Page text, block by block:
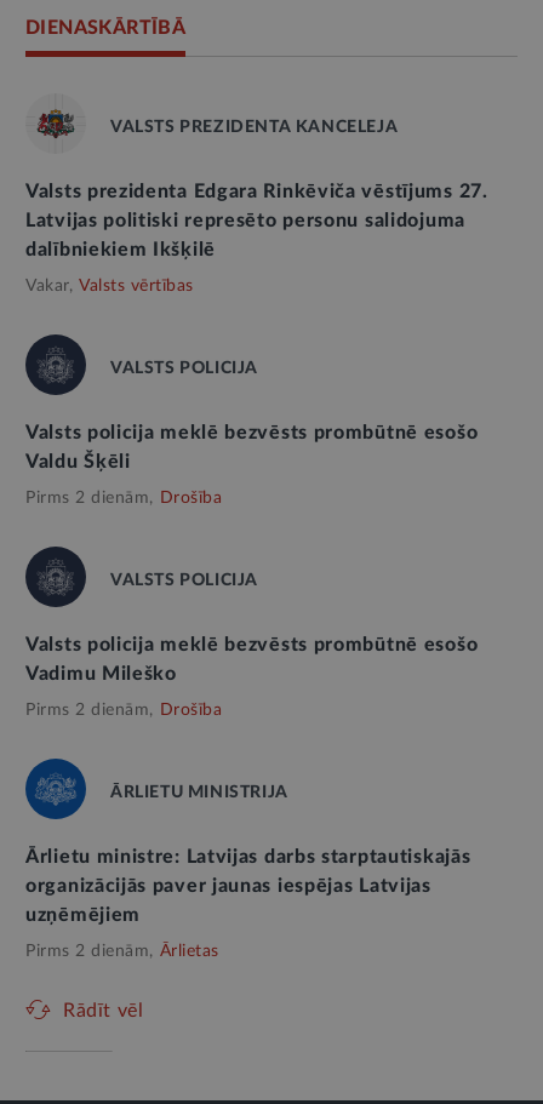
DIENASKĀRTĪBĀ
VALSTS PREZIDENTA KANCELEJA
Valsts prezidenta Edgara Rinkēviča vēstījums 27.
Latvijas politiski represēto personu salidojuma
dalībniekiem Ikšķilē
Vakar, Valsts vērtības
VALSTS POLICIJA
Valsts policija meklē bezvēsts prombūtnē esošo
Valdu Šķēli
Pirms 2 dienām, Drošība
VALSTS POLICIJA
Valsts policija meklē bezvēsts prombūtnē esošo
Vadimu Mileško
Pirms 2 dienām, Drošība
ĀRLIETU MINISTRIJA
Ārlietu ministre: Latvijas darbs starptautiskajās
organizācijās paver jaunas iespējas Latvijas
uzņēmējiem
Pirms 2 dienām, Ārlietas
Rādīt vēl